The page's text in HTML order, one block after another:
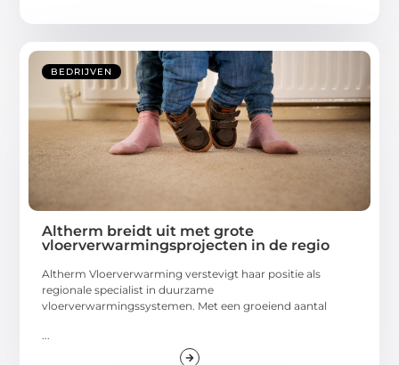
BEDRIJVEN
Altherm breidt uit met grote
vloerverwarmingsprojecten in de regio
Altherm Vloerverwarming verstevigt haar positie als
regionale specialist in duurzame
vloerverwarmingssystemen. Met een groeiend aantal